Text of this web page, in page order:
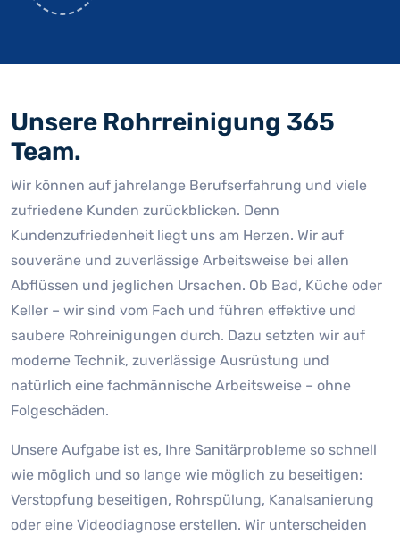
Unsere Rohrreinigung 365
Team.
Wir können auf jahrelange Berufserfahrung und viele
zufriedene Kunden zurückblicken. Denn
Kundenzufriedenheit liegt uns am Herzen. Wir auf
souveräne und zuverlässige Arbeitsweise bei allen
Abflüssen und jeglichen Ursachen. Ob Bad, Küche oder
Keller – wir sind vom Fach und führen effektive und
saubere Rohreinigungen durch. Dazu setzten wir auf
moderne Technik, zuverlässige Ausrüstung und
natürlich eine fachmännische Arbeitsweise – ohne
Folgeschäden.
Unsere Aufgabe ist es, Ihre Sanitärprobleme so schnell
wie möglich und so lange wie möglich zu beseitigen:
Verstopfung beseitigen, Rohrspülung, Kanalsanierung
oder eine Videodiagnose erstellen. Wir unterscheiden